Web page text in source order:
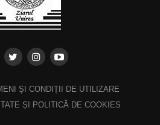
ȘI CONDIȚII DE UTILIZARE
ȘI POLITICĂ DE COOKIES